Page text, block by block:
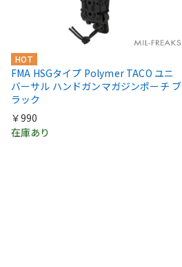
HOT
FMA HSGタイプ Polymer TACO ユニ
バーサル ハンドガンマガジンポーチ ブ
ラック
￥990
在庫あり